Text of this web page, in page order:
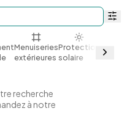
Menuiseries
extérieures
Protection
solaire
Bio et
recherche
à notre